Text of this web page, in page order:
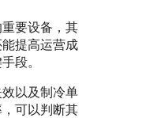
要设备，其
提高运营成
段。
以及制冷单
可以判断其